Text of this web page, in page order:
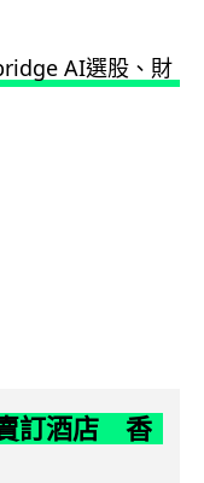
訂酒店 香